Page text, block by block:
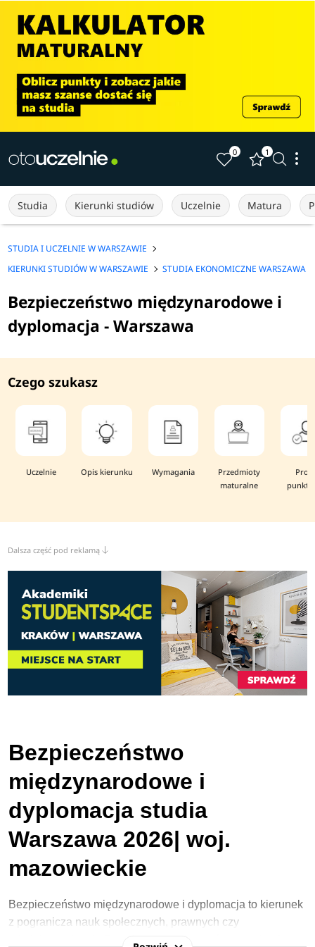
0 1
Studia Kierunki studiów Uczelnie Matura
STUDIA I UCZELNIE W WARSZAWIE
KIERUNKI STUDIÓW W WARSZAWIE
STUDIA EKONOMICZNE WARSZAWA
Bezpieczeństwo międzynarodowe i
dyplomacja - Warszawa
Czego szukasz
Uczelnie Opis kierunku Wymagania
Przedmioty
maturalne
Dalsza część pod reklamą
Bezpieczeństwo
międzynarodowe i
dyplomacja studia
Warszawa 2026| woj.
mazowieckie
Bezpieczeństwo międzynarodowe i dyplomacja to kierunek
z pogranicza nauk społecznych, prawnych czy